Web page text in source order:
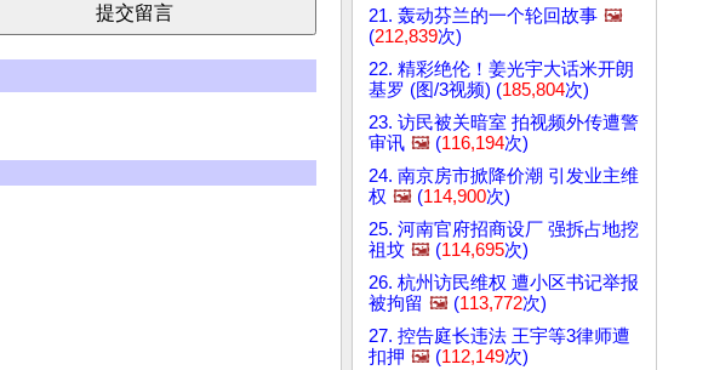
21. 轰动芬兰的一个轮回故事 🖼️
(212,839次)
22. 精彩绝伦！姜光宇大话米开朗
基罗 (图/3视频) (185,804次)
23. 访民被关暗室 拍视频外传遭警
审讯 🖼️ (116,194次)
24. 南京房市掀降价潮 引发业主维
权 🖼️ (114,900次)
25. 河南官府招商设厂 强拆占地挖
祖坟 🖼️ (114,695次)
26. 杭州访民维权 遭小区书记举报
被拘留 🖼️ (113,772次)
27. 控告庭长违法 王宇等3律师遭
扣押 🖼️ (112,149次)